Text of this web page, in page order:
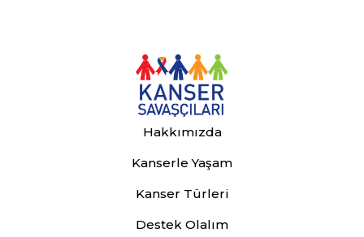
Hakkımızda
Kanserle Yaşam
Kanser Türleri
Destek Olalım